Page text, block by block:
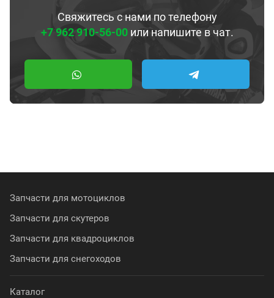
Свяжитесь с нами по телефону
+7 962 910-56-00или напишите в чат.
Запчасти для мотоциклов
Запчасти для скутеров
Запчасти для квадроциклов
Запчасти для снегоходов
Каталог